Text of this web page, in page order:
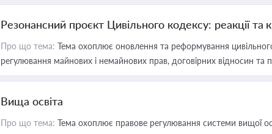
Резонансний проєкт Цивільного кодексу: реакції та
Про що тема: Тема охоплює оновлення та реформування
регулювання майнових і немайнових прав, договірних відносин та
Вища освіта
Про що тема: Тема охоплює правове регулювання системи вищої